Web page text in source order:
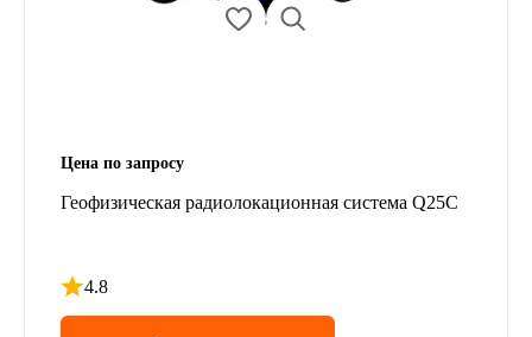
Цена по запросу
Геофизическая радиолокационная система Q25C
4.8
Рейтинг 4.8 из 5